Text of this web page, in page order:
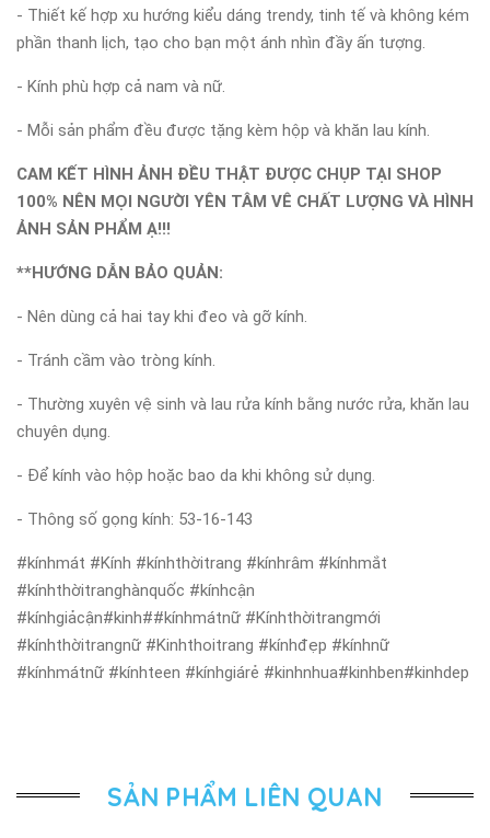
- Thiết kế hợp xu hướng kiểu dáng trendy, tinh tế và không kém
phần thanh lịch, tạo cho bạn một ánh nhìn đầy ấn tượng.
- Kính phù hợp cả nam và nữ.
- Mỗi sản phẩm đều được tặng kèm hộp và khăn lau kính.
CAM KẾT HÌNH ẢNH ĐỀU THẬT ĐƯỢC CHỤP TẠI SHOP
100% NÊN MỌI NGƯỜI YÊN TÂM VÊ CHẤT LƯỢNG VÀ HÌNH
ẢNH SẢN PHẨM Ạ!!!
**HƯỚNG DẪN BẢO QUẢN:
- Nên dùng cả hai tay khi đeo và gỡ kính.
- Tránh cầm vào tròng kính.
- Thường xuyên vệ sinh và lau rửa kính bằng nước rửa, khăn lau
chuyên dụng.
- Để kính vào hộp hoặc bao da khi không sử dụng.
- Thông số gọng kính: 53-16-143
#kínhmát #Kính #kínhthờitrang #kínhrâm #kínhmắt
#kínhthờitranghànquốc #kínhcận
#kínhgiảcận#kinh##kínhmátnữ #Kínhthờitrangmới
#kínhthờitrangnữ #Kinhthoitrang #kínhđẹp #kínhnữ
#kínhmátnữ #kínhteen #kínhgiárẻ #kinhnhua#kinhben#kinhdep
SẢN PHẨM LIÊN QUAN